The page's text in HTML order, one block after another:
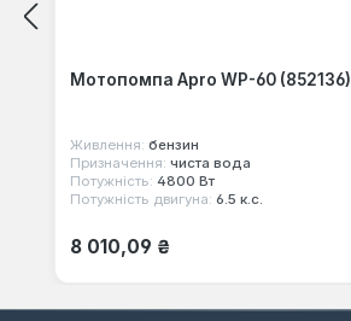
Мотопомпа Apro WP-60 (852136)
Живлення: бензин
Призначення: чиста вода
Потужність: 4800 Вт
Потужність двигуна: 6.5 к.с.
Звичайна ціна:
8 010,09 ₴